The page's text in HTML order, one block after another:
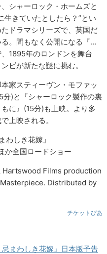
シャーロック・ホームズと
生きていたとしたら？”とい
ドラマシリーズで、英国だ
。間もなく公開になる『…
1895年のロンドンを舞台
ビが新たな謎に挑む。
家スティーヴン・モファッ
分)と『シャーロック製作の裏
に』(15分)も上映。より多
上映される。
わしき花嫁』
か全国ロードショー
Hartswood Films production
Distributed by
チケットぴあ
忌まわしき花嫁』日本版予告